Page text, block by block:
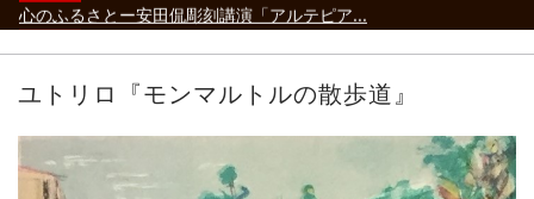
ギャラリーシーズ「秋の美術散歩 京都・大...
ご案内
2023.4.25
ご案内
2023.2.25
ギャラリーシーズ「秋の美術散歩 京都・大...
ユトリロ『モンマルトルの散歩道』